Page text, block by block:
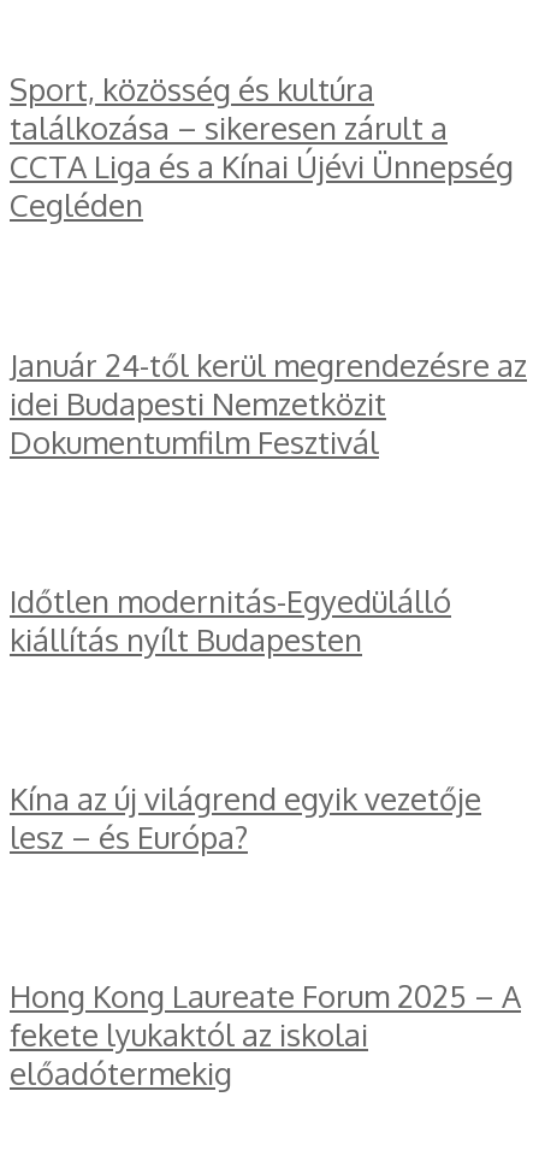
Sport, közösség és kultúra
találkozása – sikeresen zárult a
CCTA Liga és a Kínai Újévi Ünnepség
Cegléden
Január 24-től kerül megrendezésre az
idei Budapesti Nemzetközit
Dokumentumfilm Fesztivál
Időtlen modernitás-Egyedülálló
kiállítás nyílt Budapesten
Kína az új világrend egyik vezetője
lesz – és Európa?
Hong Kong Laureate Forum 2025 – A
fekete lyukaktól az iskolai
előadótermekig